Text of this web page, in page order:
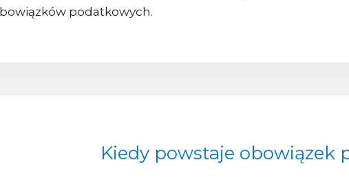
podatkowych.
Kiedy powstaje obowiązek